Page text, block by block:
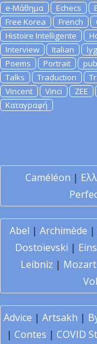
e-Μάθημα
Echecs
Free Korea
French
Histoire Intelligente
Interview
Italian
Poems
Portrait
Talks
Traduction
Vincent
Vinci ZEE
Καταγραφή
Caméléon |
Abel | Archimède |
Dostoïevski |
Leibniz | Mozart
Advice | Artsakh |
| Contes | COVID